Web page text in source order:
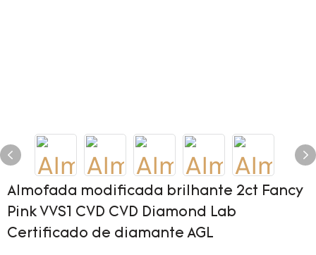
Almofada modificada brilhante 2ct Fancy
Pink VVS1 CVD CVD Diamond Lab
Certificado de diamante AGL